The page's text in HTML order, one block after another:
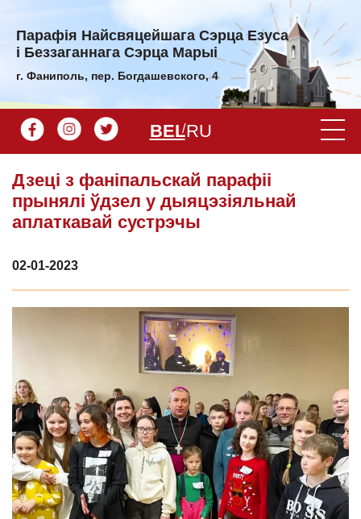
Парафiя Найсвяцейшага Сэрца Езуса
і Беззаганнага Сэрца Марыі
г. Фаниполь, пер. Богдашевского, 4
BELRU
Дзеці з фаніпальскай парафіі
прынялі ўдзел у дыяцэзіяльнай
аплаткавай сустрэчы
02-01-2023